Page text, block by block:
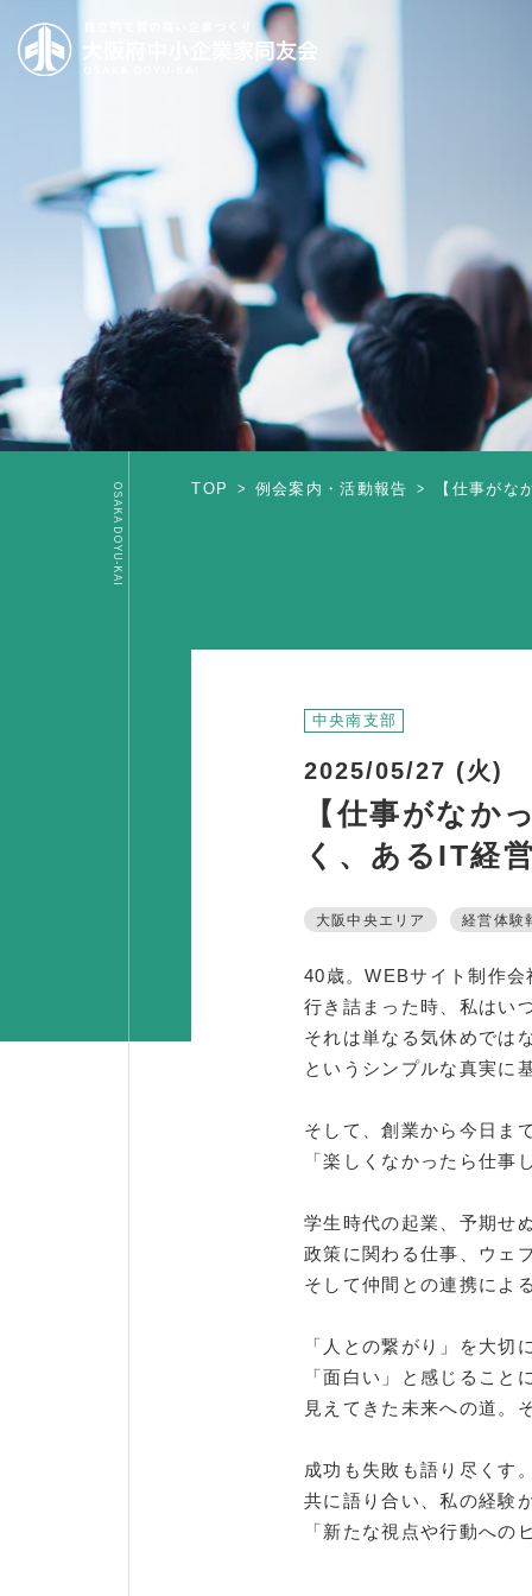
TOP 例会案内・活動報告 【仕事が
OSAKA DOYU-KAI
中央南支部
2025/05/27 (火)
【仕事がなか
く、あるIT経
大阪中央エリア 経営体験
40歳。WEBサイト制作
行き詰まった時、私はい
それは単なる気休めでは
というシンプルな真実に
そして、創業から今日ま
「楽しくなかったら仕事
学生時代の起業、予期せ
政策に関わる仕事、ウェ
そして仲間との連携によ
「人との繋がり」を大切
「面白い」と感じること
見えてきた未来への道。
成功も失敗も語り尽くす
共に語り合い、私の経験
「新たな視点や行動への